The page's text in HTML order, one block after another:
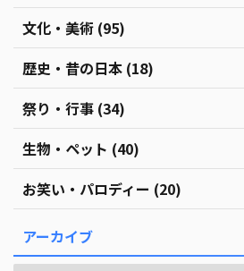
文化・美術 (95)
歴史・昔の日本 (18)
祭り・行事 (34)
生物・ペット (40)
お笑い・パロディー (20)
アーカイブ